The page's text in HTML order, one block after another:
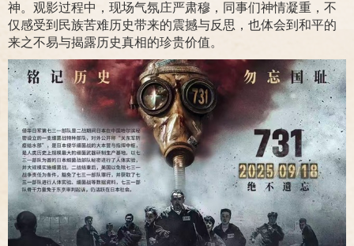
神。观影过程中，现场气氛庄严肃穆，同事们神情凝重，不
仅感受到民族苦难历史带来的震撼与反思，也体会到和平的
来之不易与揭露历史真相的珍贵价值。